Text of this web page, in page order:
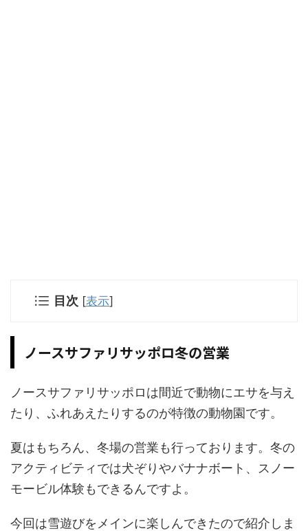
目次 [表示]
ノースサファリサッポロ冬の営業
ノースサファリサッポロは間近で動物にエサを与え
たり、ふれあえたりするのが特徴の動物園です。
夏はもちろん、冬場の営業も行っております。冬の
アクティビティでは犬ぞりやバナナボート、スノー
モービル体験もできるんですよ。
今回は雪遊びをメインに楽しんできたので紹介しま